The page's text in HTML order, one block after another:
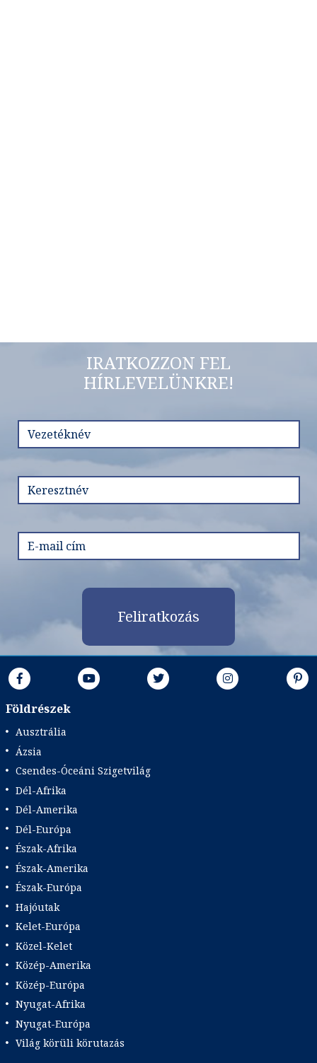
IRATKOZZON FEL
HÍRLEVELÜNKRE!
Feliratkozás
Földrészek
Ausztrália
Ázsia
Csendes-Óceáni Szigetvilág
Dél-Afrika
Dél-Amerika
Dél-Európa
Észak-Afrika
Észak-Amerika
Észak-Európa
Hajóutak
Kelet-Európa
Közel-Kelet
Közép-Amerika
Közép-Európa
Nyugat-Afrika
Nyugat-Európa
Világ körüli körutazás